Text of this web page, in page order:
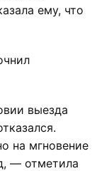
ему, что
выезда
на мгновение
— отметила